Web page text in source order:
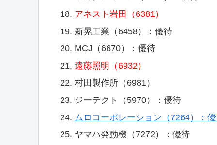
アネスト岩田（6381）
新晃工業（6458）：優待
MCJ（6670）：優待
遠藤照明（6932）
村田製作所（6981）
ジーテクト（5970）：優待
ムロコーポレーション（7264）：
ヤマハ発動機（7272）：優待